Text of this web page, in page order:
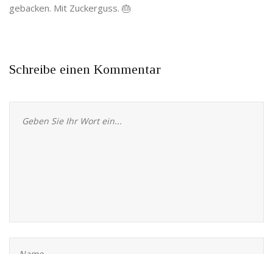
gebacken. Mit Zuckerguss. 🎂
Schreibe einen Kommentar